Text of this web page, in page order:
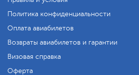
Политика конфиденциальности
Оплата авиабилетов
Возвраты авиабилетов и гарантии
Визовая справка
Оферта